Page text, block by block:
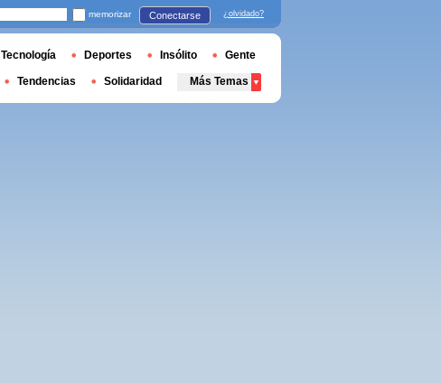
memorizar Conectarse ¿olvidado?
Tecnología Deportes Insólito Gente
Tendencias Solidaridad Más Temas